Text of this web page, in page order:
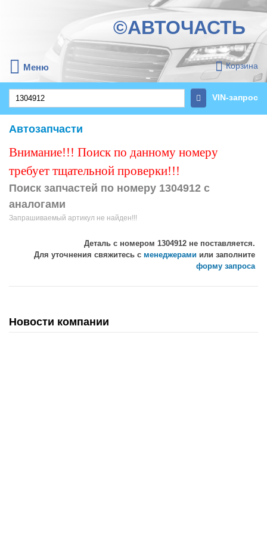
©АВТОЧАСТЬ
Меню Корзина
VIN-запрос
Автозапчасти
Внимание!!! Поиск по данному номеру
требует тщательной проверки!!!
Поиск запчастей по номеру 1304912 с
аналогами
Запрашиваемый артикул не найден!!!
Деталь с номером 1304912 не поставляется.
Для уточнения свяжитесь с менеджерами или заполните
форму запроса
Новости компании